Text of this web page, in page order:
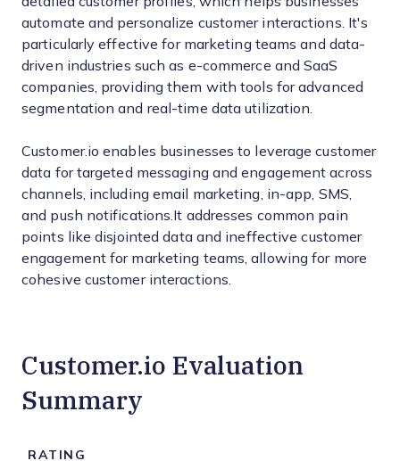
automate and personalize customer interactions. It's
particularly effective for marketing teams and data-
driven industries such as e-commerce and SaaS
companies, providing them with tools for advanced
segmentation and real-time data utilization.
Customer.io enables businesses to leverage customer
data for targeted messaging and engagement across
channels, including email marketing, in-app, SMS,
and push notifications.It addresses common pain
points like disjointed data and ineffective customer
engagement for marketing teams, allowing for more
cohesive customer interactions.
Customer.io Evaluation
Summary
RATING